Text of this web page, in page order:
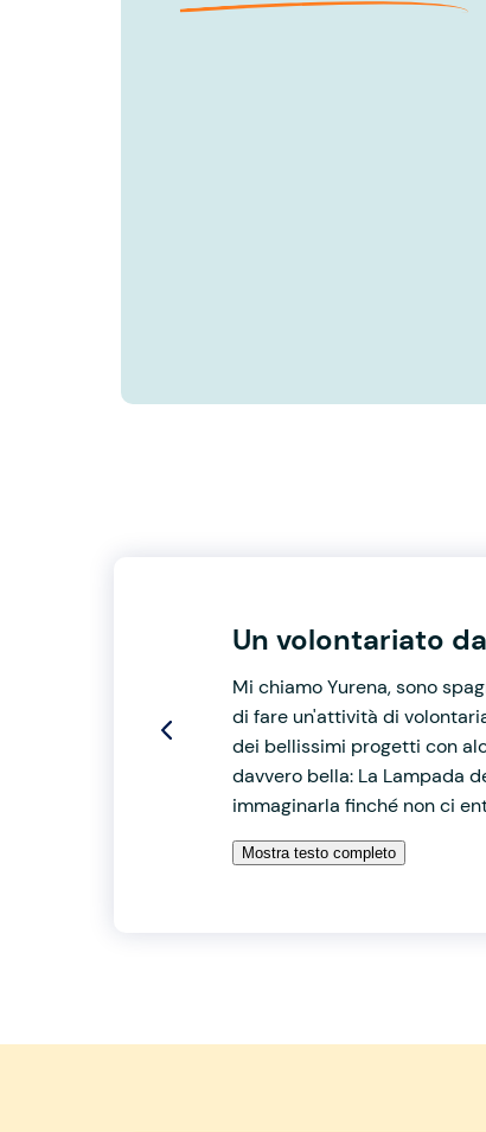
Un volontariato
Mi chiamo Yurena, sono
di fare un'attività di
dei bellissimi progetti con
davvero bella: La Lampada
immaginarla finché non ci
Mostra testo completo